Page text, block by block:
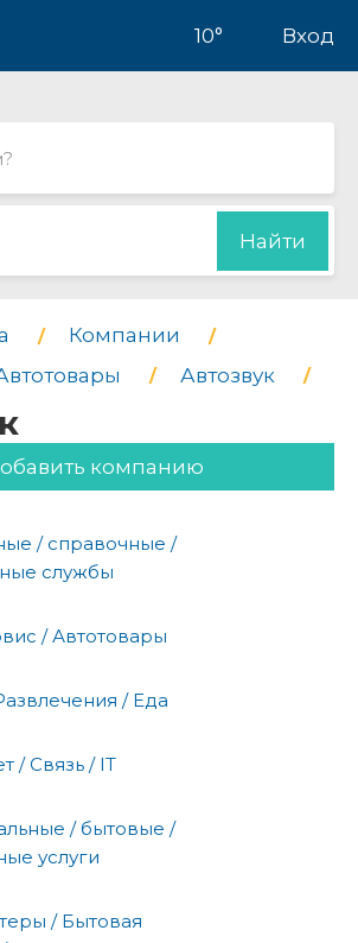
10° Вход
Найти
Компании
Автозвук
компанию
/ справочные /
службы
/ Автотовары
/ Еда
/ Связь / IT
/ бытовые /
услуги
/ Бытовая